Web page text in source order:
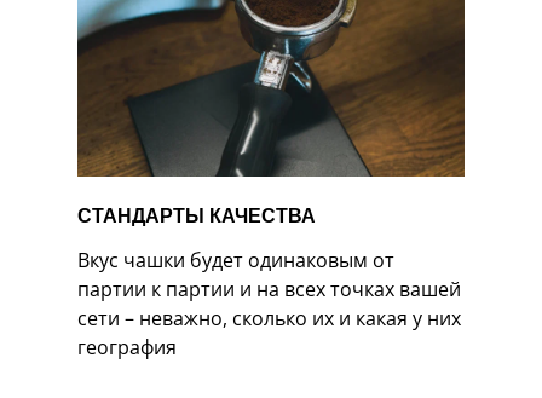
СТАНДАРТЫ КАЧЕСТВА
Вкус чашки будет одинаковым от
партии к партии и на всех точках вашей
сети – неважно, сколько их и какая у них
география